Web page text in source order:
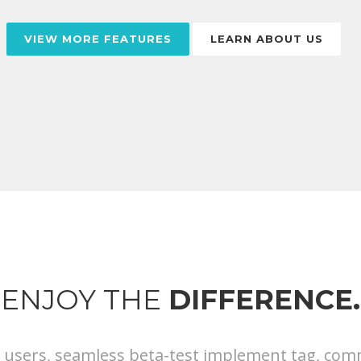
VIEW MORE FEATURES LEARN ABOUT US
ENJOY THE DIFFERENCE.
seamless beta-test implement tag,